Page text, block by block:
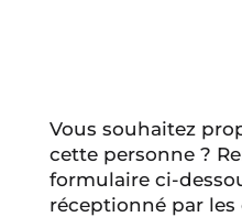
Vous souhaitez
cette personne ?
formulaire ci-
réceptionné par les